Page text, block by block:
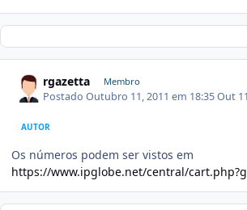
rgazetta Membro
PostadoOutubro 11, 2011 em 18:35Out
AUTOR
Os números podem ser vistos em
https://www.ipglobe.net/central/